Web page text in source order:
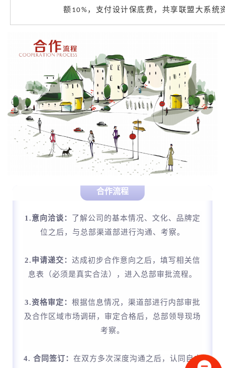
额 10% ，支付设计保底费，共享联盟大系统
合作流程
1.意向洽谈：
了解公司的基本情况、文化、品牌定
位之后，与总部渠道部进行沟通、考察。
2.申请递交： 达成初步合作意向之后，填写相关信
息表（必须是真实合法），进入总部审批流程。
3.资格审定： 根据信息情况，渠道部进行内部审批
及合作区域市场调研，审定合格后，总部领导现场
考察。
4. 合同签订： 在双方多次深度沟通之后，认同自由